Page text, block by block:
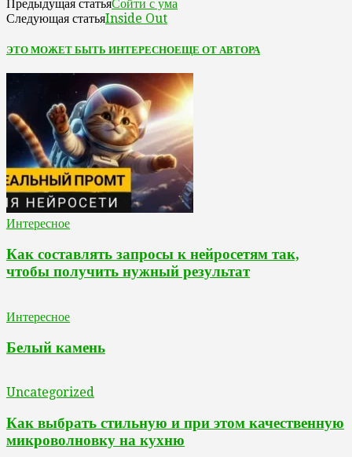
Предыдущая статьяСойти с ума
Следующая статьяInside Out
ЭТО МОЖЕТ БЫТЬ ИНТЕРЕСНОЕЩЕ ОТ АВТОРА
Интересное
Как составлять запросы к нейросетям так,
чтобы получить нужный результат
Интересное
Белый камень
Uncategorized
Как выбрать стильную и при этом качественную
микроволновку на кухню